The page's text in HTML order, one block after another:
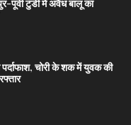
पूर्वी टुंडी में अवैध बालू का
चोरी के शक में युवक की